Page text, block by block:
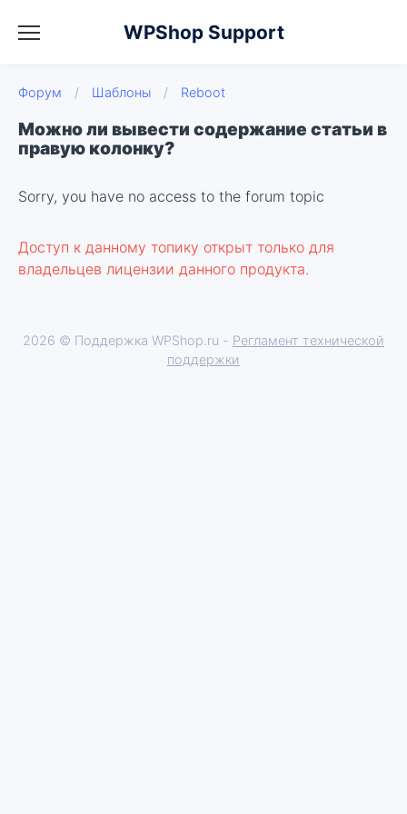
WPShop Support
Форум / Шаблоны / Reboot
Можно ли вывести содержание статьи в
правую колонку?
Sorry, you have no access to the forum topic
Доступ к данному топику открыт только для
владельцев лицензии данного продукта.
2026 © Поддержка WPShop.ru - Регламент технической
поддержки